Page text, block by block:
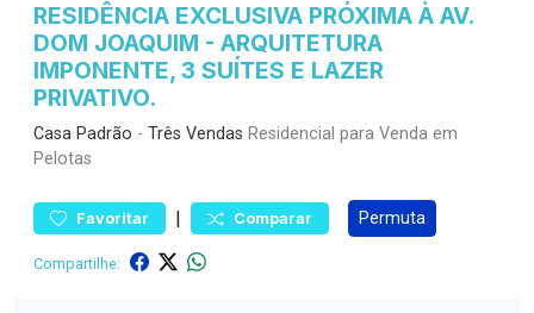
RESIDÊNCIA EXCLUSIVA PRÓXIMA À AV.
DOM JOAQUIM - ARQUITETURA
IMPONENTE, 3 SUÍTES E LAZER
PRIVATIVO.
Casa Padrão - Três Vendas Residencial para Venda em
Pelotas
Favoritar | Comparar Permuta
Compartilhe: